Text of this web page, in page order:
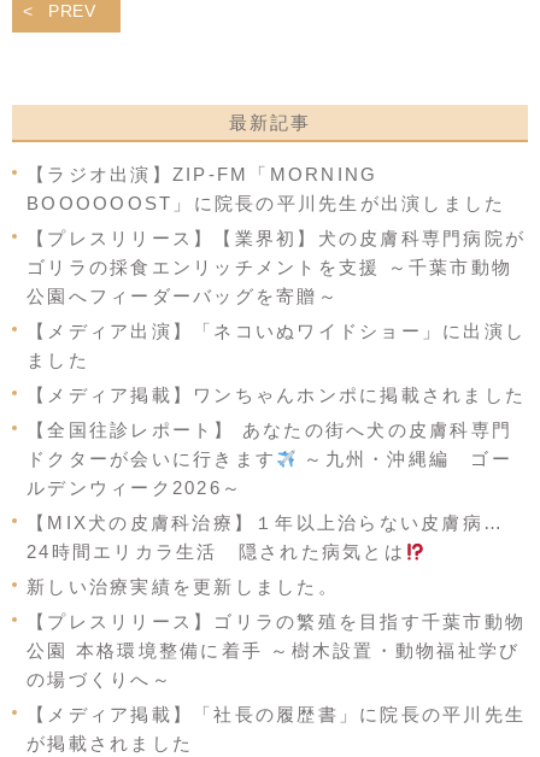
PREV
最新記事
【ラジオ出演】ZIP-FM「MORNING
BOOOOOOST」に院長の平川先生が出演しました
【プレスリリース】【業界初】犬の皮膚科専門病院が
ゴリラの採食エンリッチメントを支援 ～千葉市動物
公園へフィーダーバッグを寄贈～
【メディア出演】「ネコいぬワイドショー」に出演し
ました
【メディア掲載】ワンちゃんホンポに掲載されました
【全国往診レポート】 あなたの街へ犬の皮膚科専門
ドクターが会いに行きます
～九州・沖縄編 ゴー
ルデンウィーク2026～
【MIX犬の皮膚科治療】１年以上治らない皮膚病…
24時間エリカラ生活 隠された病気とは
新しい治療実績を更新しました。
【プレスリリース】ゴリラの繁殖を目指す千葉市動物
公園 本格環境整備に着手 ～樹木設置・動物福祉学び
の場づくりへ～
【メディア掲載】「社長の履歴書」に院長の平川先生
が掲載されました